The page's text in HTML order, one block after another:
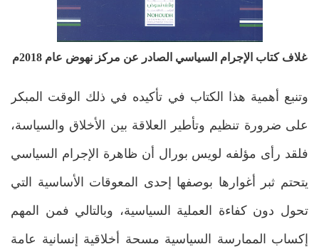
غلاف كتاب الإجرام السياسي الصادر عن مركز نهوض عام 2018م
وتنبع أهمية هذا الكتاب في تأكيده في ذلك الوقت المبكر
على ضرورة تنظيم وتأطير العلاقة بين الأخلاق والسياسة،
فلقد رأى مؤلفه لويس بورال أن ظاهرة الإجرام السياسي
يتحتم ثبر أغوارها بوصفها إحدى المعوقات الأساسية التي
تحول دون كفاءة العملية السياسية، وبالتالي فمن المهم
إكساب الممارسة السياسية مسحة أخلاقية إنسانية عامة